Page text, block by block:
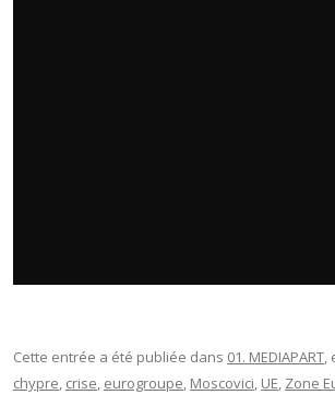
Cette entrée a été publiée dans 01. MEDIAPART,
chypre, crise, eurogroupe, Moscovici, UE, Zone